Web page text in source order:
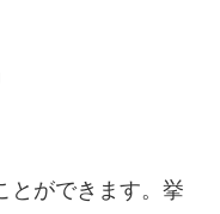
とができます。挙